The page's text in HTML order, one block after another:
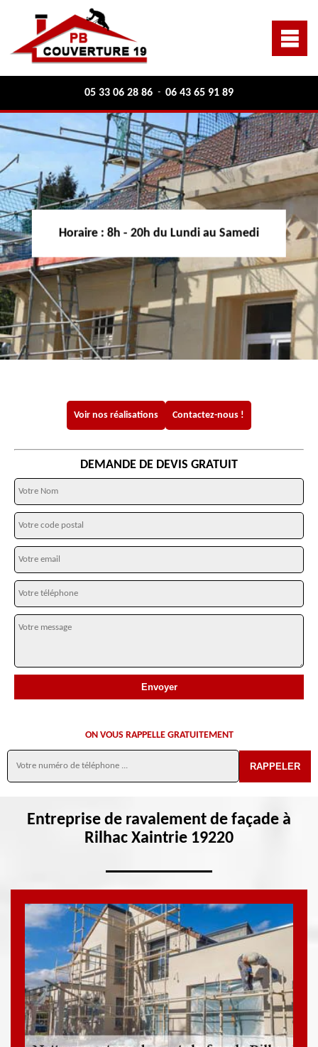
05 33 06 28 86 - 06 43 65 91 89
Horaire : 8h - 20h du Lundi au Samedi
Voir nos réalisations Contactez-nous !
DEMANDE DE DEVIS GRATUIT
ON VOUS RAPPELLE GRATUITEMENT
Entreprise de ravalement de façade à
Rilhac Xaintrie 19220